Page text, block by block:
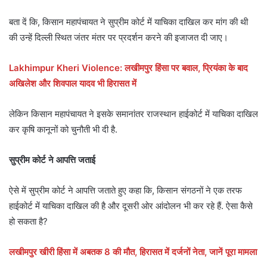
बता दें कि, किसान महापंचायत ने सुप्रीम कोर्ट में याचिका दाखिल कर मांग की थी
की उन्हें दिल्ली स्थित जंतर मंतर पर प्रदर्शन करने की इजाजत दी जाए।
Lakhimpur Kheri Violence: लखीमपुर हिंसा पर बवाल, प्रियंका के बाद
अखिलेश और शिवपाल यादव भी हिरासत में
लेकिन किसान महापंचायत ने इसके समानांतर राजस्थान हाईकोर्ट में याचिका दाखिल
कर कृषि कानूनों को चुनौती भी दी है.
सुप्रीम कोर्ट ने आपत्ति जताई
ऐसे में सुप्रीम कोर्ट ने आपत्ति जताते हुए कहा कि, किसान संगठनों ने एक तरफ
हाईकोर्ट में याचिका दाखिल की है और दूसरी ओर आंदोलन भी कर रहे हैं. ऐसा कैसे
हो सकता है?
लखीमपुर खीरी हिंसा में अबतक 8 की मौत, हिरासत में दर्जनों नेता, जानें पूरा मामला